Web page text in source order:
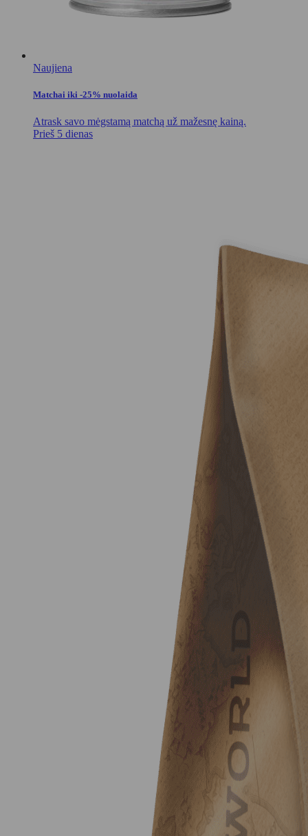
Naujiena
Matchai iki -25% nuolaida
Atrask savo mėgstamą matchą už mažesnę kainą.
Prieš 5 dienas